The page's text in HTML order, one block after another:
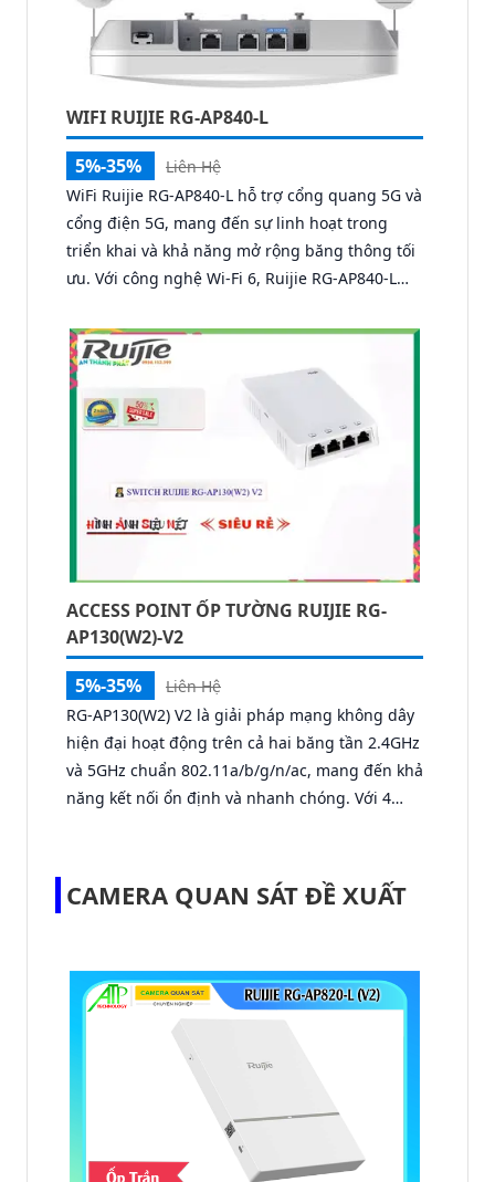
và 1 cổng uplink.
WIFI RUIJIE RG-AP840-L
5%-35%
Liên Hệ
WiFi Ruijie RG-AP840-L hỗ trợ cổng quang 5G và
cổng điện 5G, mang đến sự linh hoạt trong
triển khai và khả năng mở rộng băng thông tối
ưu. Với công nghệ Wi-Fi 6, Ruijie RG-AP840-L
đáp ứng hoàn hảo nhu cầu kết nối tốc độ cao
trong môi trường nhiều thiết bị.
ACCESS POINT ỐP TƯỜNG RUIJIE RG-
AP130(W2)-V2
5%-35%
Liên Hệ
RG-AP130(W2) V2 là giải pháp mạng không dây
hiện đại hoạt động trên cả hai băng tần 2.4GHz
và 5GHz chuẩn 802.11a/b/g/n/ac, mang đến khả
năng kết nối ổn định và nhanh chóng. Với 4
AP130(W2) có thể quản lý từ xa qua Ruijie Cloud
miễn phí, hỗ trợ Wi-Fi Marketing.
CAMERA QUAN SÁT ĐỀ XUẤT